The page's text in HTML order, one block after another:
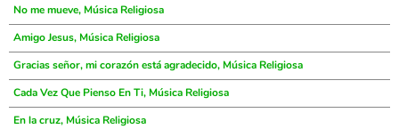
No me mueve, Música Religiosa
Amigo Jesus, Música Religiosa
Gracias señor, mi corazón está agradecido, Música Religiosa
Cada Vez Que Pienso En Ti, Música Religiosa
En la cruz, Música Religiosa